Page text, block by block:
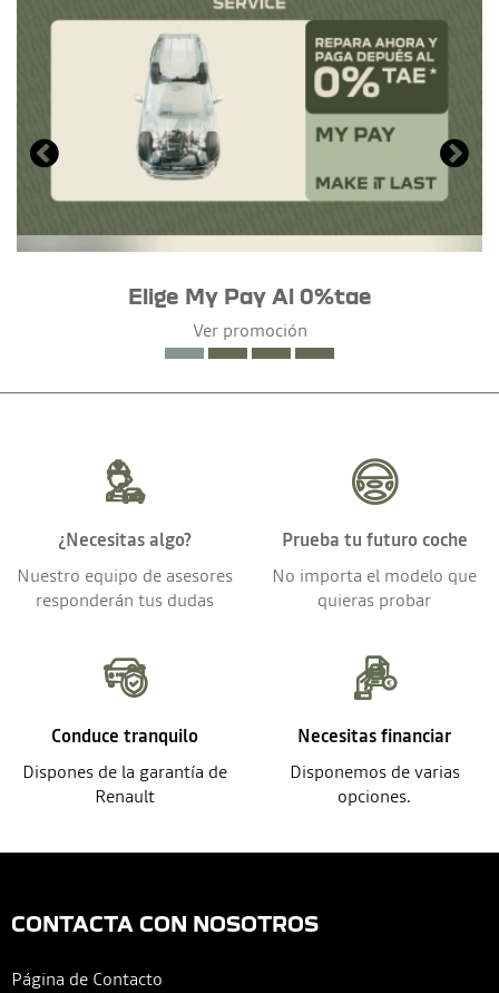
Elige My Pay Al 0%tae
Ver promoción
¿Necesitas algo?
Nuestro equipo de asesores
responderán tus dudas
Prueba tu futuro coche
No importa el modelo que
quieras probar
Conduce tranquilo
Dispones de la garantía de
Renault
Necesitas financiar
Disponemos de varias
opciones.
CONTACTA CON NOSOTROS
Página de Contacto